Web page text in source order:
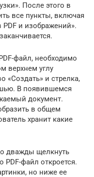
После этого в
все пункты, включая
PDF и изображений».
файл, необходимо
верхнем углу
«Создать» и стрелка,
В появившемся
документ.
в общем
хранит какие
дважды щелкнуть
файл откроется.
но ниже ее